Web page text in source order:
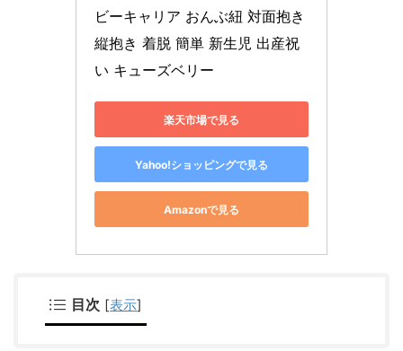
ビーキャリア おんぶ紐 対面抱き
縦抱き 着脱 簡単 新生児 出産祝
い キューズベリー
楽天市場で見る
Yahoo!ショッピングで見る
Amazonで見る
目次 [表示]